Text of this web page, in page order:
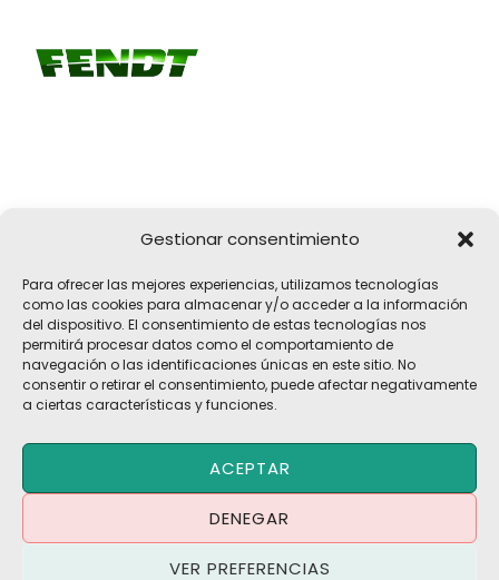
Gestionar consentimiento
Para ofrecer las mejores experiencias, utilizamos tecnologías
como las cookies para almacenar y/o acceder a la información
del dispositivo. El consentimiento de estas tecnologías nos
permitirá procesar datos como el comportamiento de
navegación o las identificaciones únicas en este sitio. No
consentir o retirar el consentimiento, puede afectar negativamente
a ciertas características y funciones.
ACEPTAR
DENEGAR
VER PREFERENCIAS
17183 Vilobí d'Onyar, Girona
pelach@pelach.es
☎972 47 30 61
Copyright © 2026 Maquinària Agrícola Pèlach, S.L | Powered by
Maria CB
Política de Privacidad·Política de Cookies·Aviso Legal
Términos y Condiciones·Contacto·Trabaja con Nosotros